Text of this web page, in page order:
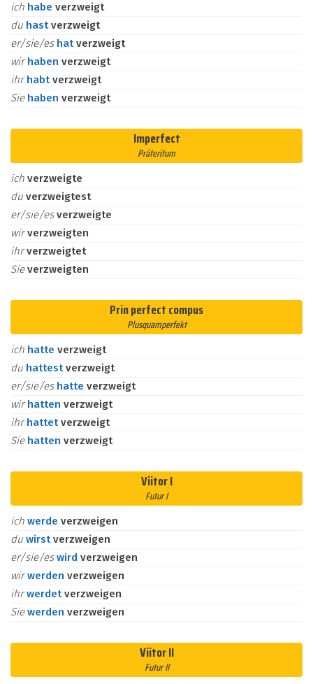
ich habe verzweigt
du hastverzweigt
er/sie/es hatverzweigt
wirhaben verzweigt
ihrhabtverzweigt
Sie haben verzweigt
Imperfect
Präteritum
ich verzweigte
du verzweigtest
er/sie/esverzweigte
wirverzweigten
ihrverzweigtet
Sieverzweigten
Prin perfect compus
Plusquamperfekt
ich hatte verzweigt
du hattestverzweigt
er/sie/es hatte verzweigt
wirhatten verzweigt
ihrhattetverzweigt
Sie hatten verzweigt
Viitor I
Futur I
ich werde verzweigen
du wirstverzweigen
er/sie/eswird verzweigen
wirwerden verzweigen
ihrwerdetverzweigen
Siewerden verzweigen
Viitor II
Futur II